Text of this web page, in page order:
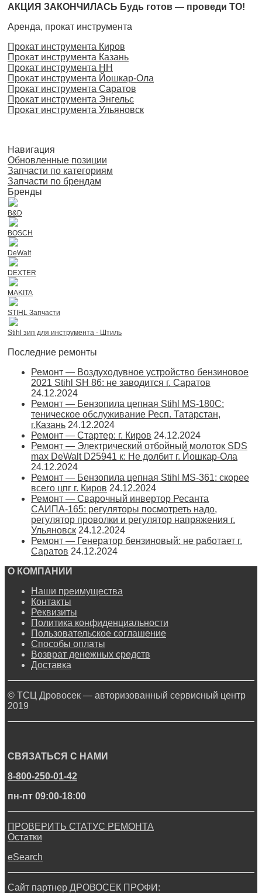
АКЦИЯ ЗАКОНЧИЛАСЬ Будь готов — проведи ТО!
Аренда, прокат инструмента
Прокат инструмента Киров
Прокат инструмента Казань
Прокат инструмента НН
Прокат инструмента Йошкар-Ола
Прокат инструмента Саратов
Прокат инструмента Энгельс
Прокат инструмента Ульяновск
Навигация
Обновленные позиции
Запчасти по категориям
Запчасти по брендам
Бренды
B&D
BOSCH
DeWalt
DEXTER
MAKITA
STIHL Запчасти
Stihl зип для инструмента - Штиль
Последние ремонты
Ремонт — Воздуходувное устройство бензиновое
2021 Stihl SH 86: не заводится г. Саратов
24.12.2024
Ремонт — Бензопила цепная Stihl MS-180С:
теническое обслуживание Респ. Татарстан,
г.Казань 24.12.2024
Ремонт — Стартер: г. Киров 24.12.2024
Ремонт — Электрический отбойный молоток SDS
max DeWalt D25941 к: Не долбит г. Йошкар-Ола
24.12.2024
Ремонт — Бензопила цепная Stihl MS-361: скорее
всего цпг г. Киров 24.12.2024
Ремонт — Сварочный инвертор Ресанта
САИПА-165: регуляторы посмотреть надо,
регулятор проволки и регулятор напряжения г.
Ульяновск 24.12.2024
Ремонт — Генератор бензиновый: не работает г.
Саратов 24.12.2024
О КОМПАНИИ
Наши преимущества
Контакты
Реквизиты
Политика конфиденциальности
Пользовательское соглашение
Способы оплаты
Возврат денежных средств
Доставка
© ТСЦ Дровосек — авторизованный сервисный центр
2019
СВЯЗАТЬСЯ С НАМИ
8-800-250-01-42
пн-пт 09:00-18:00
ПРОВЕРИТЬ СТАТУС РЕМОНТА
Остатки
eSearch
Сайт партнер ДРОВОСЕК ПРОФИ: